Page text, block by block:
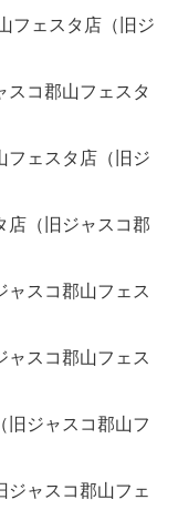
フェスタ店（旧ジ
スコ郡山フェスタ
フェスタ店（旧ジ
店（旧ジャスコ郡
ャスコ郡山フェス
ャスコ郡山フェス
旧ジャスコ郡山フ
ジャスコ郡山フェ